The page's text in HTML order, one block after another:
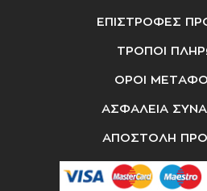
ΕΠΙΣΤΡΟΦΕΣ
ΤΡΟΠΟΙ
ΟΡΟΙ
ΑΣΦΑΛΕΙΑ
ΑΠΟΣΤΟΛΗ